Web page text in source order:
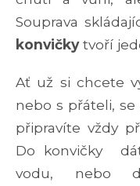
Souprava
konvičkytvoří
Ať už si chcete
nebo s přáteli, se
připravíte vždy
Do konvičky
vodu,